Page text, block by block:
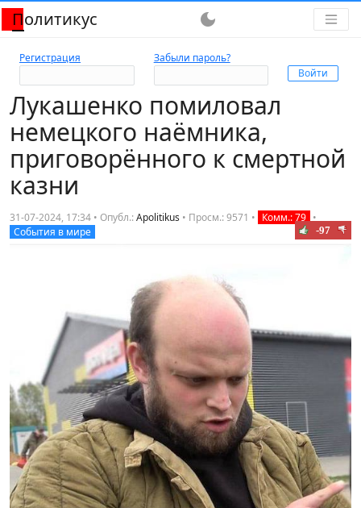
Политикус dark_mode
Регистрация Забыли пароль?
Лукашенко помиловал
немецкого наёмника,
приговорённого к смертной
казни
31-07-2024, 17:34 • Опубл.:Apolitikus • Просм.: 9571 • Комм.: 79 •
События в мире
-97